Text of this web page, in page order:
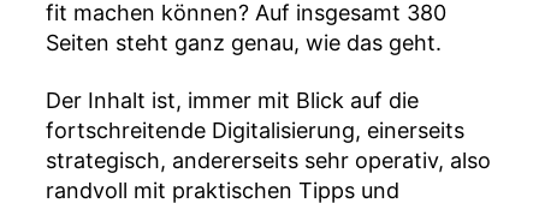
fit machen können? Auf insgesamt 380
Seiten steht ganz genau, wie das geht.
Der Inhalt ist, immer mit Blick auf die
fortschreitende Digitalisierung, einerseits
strategisch, andererseits sehr operativ, also
randvoll mit praktischen Tipps und